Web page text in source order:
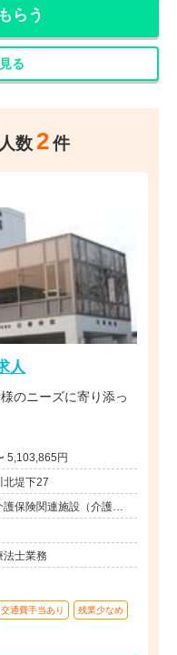
らう
る
数 2件
人
のニーズに寄り添っ
年収 3,127,580円 〜 5,103,865円
北堤下27
保険関連施設（介護老
法士業務
交通費手当あり 残業少なめ